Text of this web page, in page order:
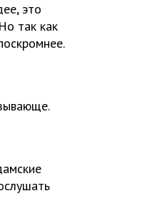
это
так как